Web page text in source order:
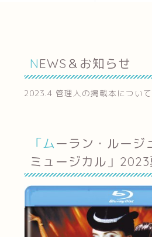
NEWS＆お知らせ
2023.4 管理人の掲載本について
「ムーラン・ルージュ！ ザ・
ミュージカル」